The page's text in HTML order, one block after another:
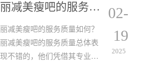
理的双重需求。
丽减美瘦吧的服务质量如何？
丽减美瘦吧的服务质量如何？
丽减美瘦吧的服务质量总体表
现不错的，他们凭借其专业团
02-
19
2025